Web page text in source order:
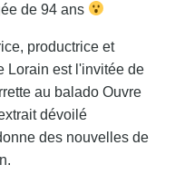
de 94 ans
productrice et
Lorain est l'invitée de
au balado Ouvre
dévoilé
des nouvelles de